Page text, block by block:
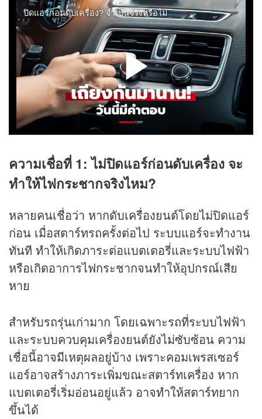
ความเชื่อที่ 1: ไม่ปิดแอร์ก่อนดับเครื่อง จะ
ทำให้ไฟกระชากจริงไหม?
หลายคนเชื่อว่า หากดับเครื่องยนต์โดยไม่ปิดแอร์
ก่อน เมื่อสตาร์ทรถครั้งต่อไป ระบบแอร์จะทำงาน
ทันที ทำให้เกิดภาระต่อแบตเตอรี่และระบบไฟฟ้า
หรือเกิดอาการไฟกระชากจนทำให้อุปกรณ์เสีย
หาย
สำหรับรถรุ่นเก่ามาก โดยเฉพาะรถที่ระบบไฟฟ้า
และระบบควบคุมเครื่องยนต์ยังไม่ซับซ้อน ความ
เชื่อนี้อาจมีเหตุผลอยู่บ้าง เพราะคอมเพรสเซอร์
แอร์อาจสร้างภาระเพิ่มขณะสตาร์ทเครื่อง หาก
แบตเตอรี่เริ่มอ่อนอยู่แล้ว อาจทำให้สตาร์ทยาก
ขึ้นได้